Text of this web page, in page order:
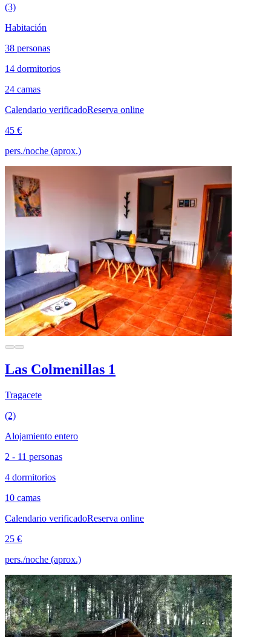
(3)
Habitación
38 personas
14 dormitorios
24 camas
Calendario verificadoReserva online
45 €
pers./noche (aprox.)
Las Colmenillas 1
Tragacete
(2)
Alojamiento entero
2 - 11 personas
4 dormitorios
10 camas
Calendario verificadoReserva online
25 €
pers./noche (aprox.)